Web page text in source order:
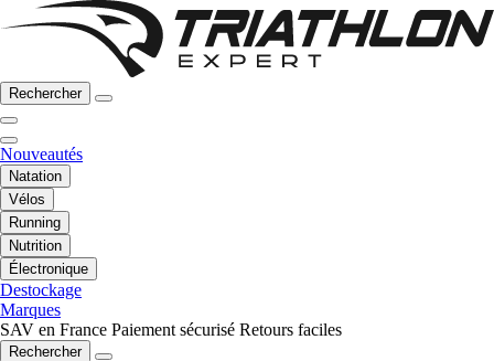
Rechercher
Nouveautés
Natation
Vélos
Running
Nutrition
Électronique
Destockage
Marques
SAV en France Paiement sécurisé Retours faciles
Rechercher